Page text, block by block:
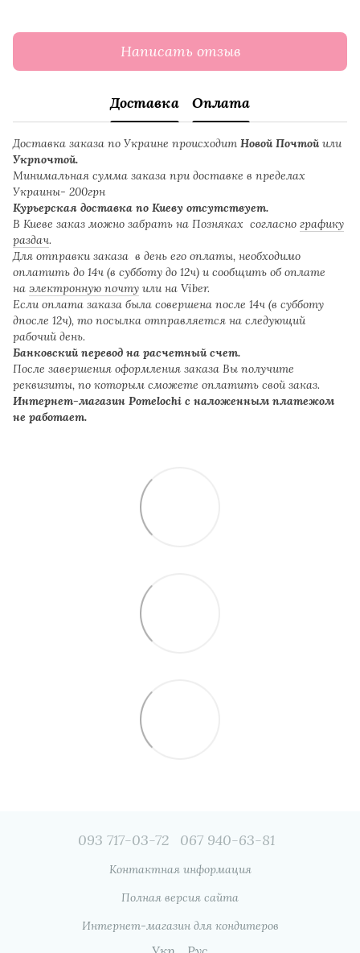
Написать отзыв
Доставка Оплата
Доставка заказа по Украине происходит Новой Почтой или
Укрпочтой.
Минимальная сумма заказа при доставке в пределах
Украины- 200грн
Курьерская доставка по Киеву отсутствует.
В Киеве заказ можно забрать на Позняках согласно графику
раздач.
Для отправки заказа в день его оплаты, необходимо
оплатить до 14ч (в субботу до 12ч) и сообщить об оплате
на электронную почту или на Viber.
Если оплата заказа была совершена после 14ч (в субботу
дпосле 12ч), то посылка отправляется на следующий
рабочий день.
Банковский перевод на расчетный счет.
После завершения оформления заказа Вы получите
реквизиты, по которым сможете оплатить свой заказ.
Интернет-магазин Pomelochi с наложенным платежом
не работает.
093 717-03-72 067 940-63-81
Контактная информация
Полная версия сайта
Интернет-магазин для кондитеров